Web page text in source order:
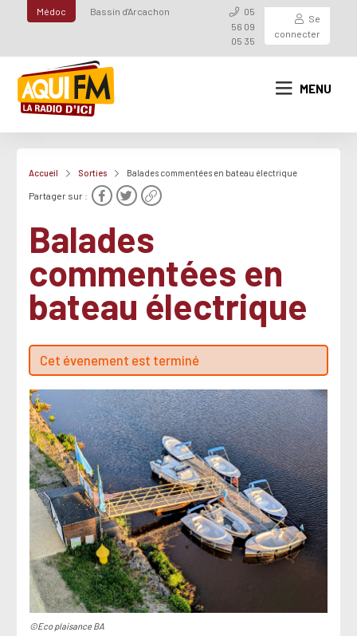
Médoc Bassin d'Arcachon
05
56 09
05 35
Se
connecter
MENU
Accueil Sorties Balades commentées en bateau électrique
Partager sur :
Balades
commentées en
bateau électrique
Cet évenement est terminé
©Eco plaisance BA